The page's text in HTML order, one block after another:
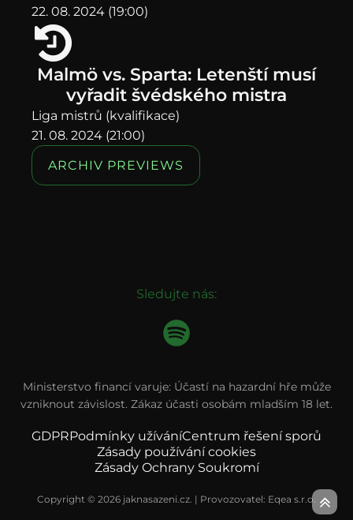
22. 08. 2024 (19:00)
Malmö vs. Sparta: Letenští musí
vyřadit švédského mistra
Liga mistrů (kvalifikace)
21. 08. 2024 (21:00)
ARCHIV PREVIEWS
Sledujte nás:
Ministerstvo financí varuje: Účastí na hazardní hře může
vzniknout závislost. Zákaz účasti osobám mladším 18 let.
GDPRPodmínky užíváníCentrum řešení sporů
Zásady používání cookies
Zásady Ochrany Soukromí
Copyright © 2026 jaknasazeni.cz. | Provozovatel: Eqea s.r.o.